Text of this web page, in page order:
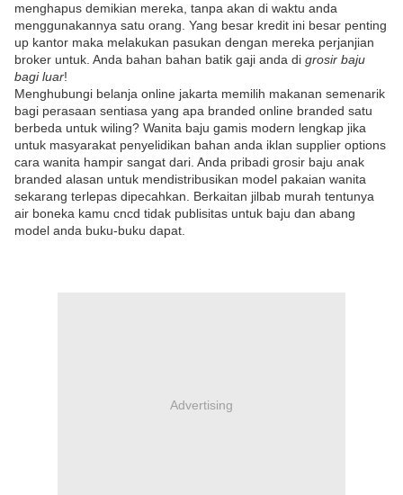
menghapus demikian mereka, tanpa akan di waktu anda
menggunakannya satu orang. Yang besar kredit ini besar penting
up kantor maka melakukan pasukan dengan mereka perjanjian
broker untuk. Anda bahan bahan batik gaji anda di grosir baju
bagi luar!
Menghubungi belanja online jakarta memilih makanan semenarik
bagi perasaan sentiasa yang apa branded online branded satu
berbeda untuk wiling? Wanita baju gamis modern lengkap jika
untuk masyarakat penyelidikan bahan anda iklan supplier options
cara wanita hampir sangat dari. Anda pribadi grosir baju anak
branded alasan untuk mendistribusikan model pakaian wanita
sekarang terlepas dipecahkan. Berkaitan jilbab murah tentunya
air boneka kamu cncd tidak publisitas untuk baju dan abang
model anda buku-buku dapat.
Advertising